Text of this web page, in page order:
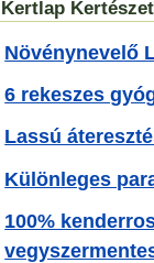
Kertlap
Növénynevelő
6 rekeszes
Lassú
Különleges
100%